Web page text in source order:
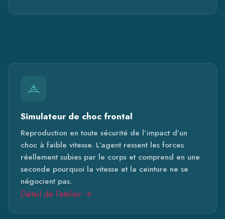
Simulateur de choc frontal
Reproduction en toute sécurité de l’impact d’un
choc à faible vitesse. L’agent ressent les forces
réellement subies par le corps et comprend en une
seconde pourquoi la vitesse et la ceinture ne se
négocient pas.
Détail de l’atelier →